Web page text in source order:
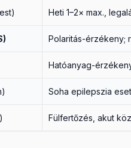
Heti 1–2× max.,
Polaritás-érzékeny;
Hatóanyag-
Soha epilepszia
Fülfertőzés, akut